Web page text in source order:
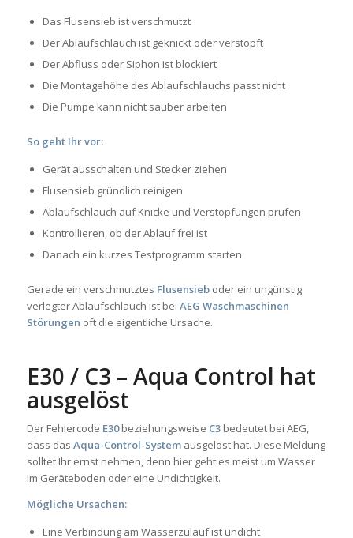
Das Flusensieb ist verschmutzt
Der Ablaufschlauch ist geknickt oder verstopft
Der Abfluss oder Siphon ist blockiert
Die Montagehöhe des Ablaufschlauchs passt nicht
Die Pumpe kann nicht sauber arbeiten
So geht Ihr vor:
Gerät ausschalten und Stecker ziehen
Flusensieb gründlich reinigen
Ablaufschlauch auf Knicke und Verstopfungen prüfen
Kontrollieren, ob der Ablauf frei ist
Danach ein kurzes Testprogramm starten
Gerade ein verschmutztes Flusensieboder ein ungünstig
verlegter Ablaufschlauch ist bei AEG Waschmaschinen
Störungen oft die eigentliche Ursache.
E30 / C3 – Aqua Control hat
ausgelöst
Der Fehlercode E30beziehungsweise C3bedeutet bei AEG,
dass das Aqua-Control-Systemausgelöst hat. Diese Meldung
solltet Ihr ernst nehmen, denn hier geht es meist um Wasser
im Geräteboden oder eine Undichtigkeit.
Mögliche Ursachen:
Eine Verbindung am Wasserzulauf ist undicht